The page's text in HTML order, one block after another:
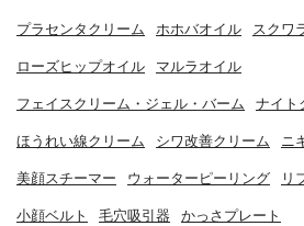
プラセンタクリーム ホホバオイル スクワ
ローズヒップオイル マルラオイル
フェイスクリーム・ジェル・バーム ナイト
ほうれい線クリーム シワ改善クリーム ニ
美顔スチーマー ウォーターピーリング リ
小顔ベルト 毛穴吸引器 かっさプレート